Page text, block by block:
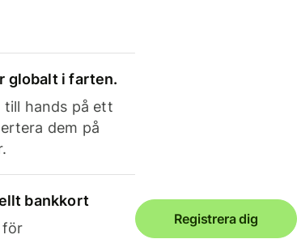
globalt i farten.
till hands på ett
dem på
bankkort
för
Registrera dig